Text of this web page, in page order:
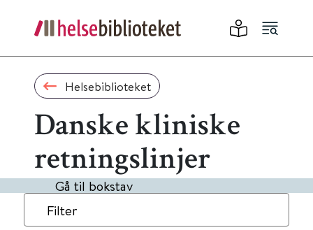
Helsebiblioteket
Danske kliniske
retningslinjer
Gå til bokstav
Filter